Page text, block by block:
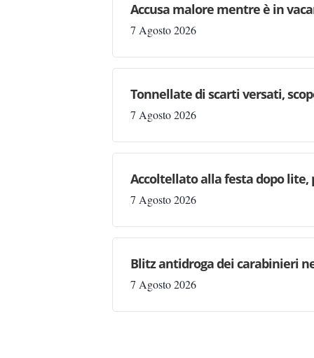
Accusa malore mentre è in
7 Agosto 2026
Tonnellate di scarti versati,
7 Agosto 2026
Accoltellato alla festa dopo lite,
7 Agosto 2026
Blitz antidroga dei carabinieri
7 Agosto 2026